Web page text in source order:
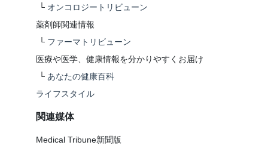
└ オンコロジートリビューン
薬剤師関連情報
└ ファーマトリビューン
医療や医学、健康情報を分かりやすくお届け
└ あなたの健康百科
ライフスタイル
関連媒体
Medical Tribune新聞版